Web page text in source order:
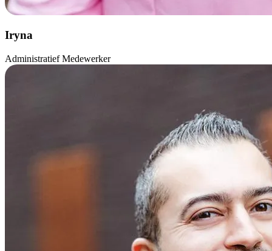
Iryna
Administratief Medewerker